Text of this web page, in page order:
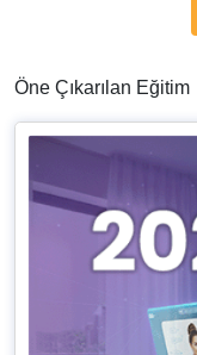
Öne Çıkarılan Eğitim